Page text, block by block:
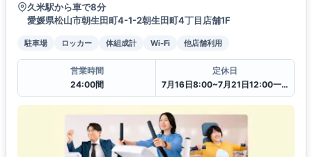
久米駅から車で8分
愛媛県松山市朝生田町4-1-2朝生田町4丁目店舗1F
駐車場 ロッカー 体組成計 Wi-Fi 他店舗利用
営業時間
24:00間
定休日
7月16日8:00~7月21日12:00一時閉館中